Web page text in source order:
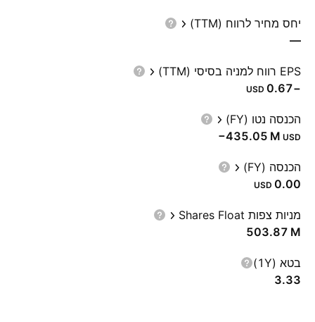
יחס מחיר לרווח (TTM)
—
EPS רווח למניה בסיסי (TTM)
−0.67
USD
הכנסה נטו (FY)
‪−435.05 M‬ USD
הכנסה (FY)
0.00
USD
מניות צפות Shares Float
‪503.87 M‬
בטא (1Y)
3.33